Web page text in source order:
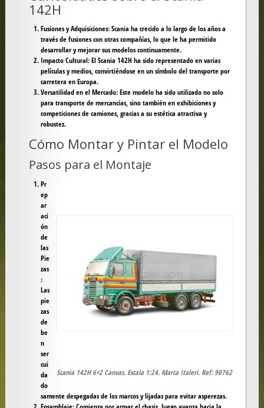
142H
Fusiones y Adquisiciones: Scania ha crecido a lo largo de los años a
través de fusiones con otras compañías, lo que le ha permitido
desarrollar y mejorar sus modelos continuamente.
Impacto Cultural: El Scania 142H ha sido representado en varias
películas y medios, convirtiéndose en un símbolo del transporte por
carretera en Europa.
Versatilidad en el Mercado: Este modelo ha sido utilizado no solo
para transporte de mercancías, sino también en exhibiciones y
competiciones de camiones, gracias a su estética atractiva y
robustez.
Cómo Montar y Pintar el Modelo
Pasos para el Montaje
Scania 142H 6×2 Canvas. Escala 1:24. Marca Italeri. Ref: 90762
Pr
ep
ar
aci
ón
de
las
Pie
zas
:
Las
pie
zas
de
be
n
ser
cui
da
do
samente despegadas de los marcos y lijadas para evitar asperezas.